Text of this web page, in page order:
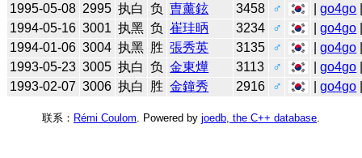
1995-05-08 2995 执白 负 曺薰鉉 3458 ♂ |go4go
1994-05-16 3001 执黑 负 崔珪昞 3234 ♂ |go4go
1994-01-06 3004 执黑 胜 張秀英 3135 ♂ |go4go
1993-05-23 3005 执白 负 金東燁 3113 ♂ |go4go
1993-02-07 3006 执白 胜 金鐘秀 2916 ♂ |go4go
联系： Rémi Coulom . Powered by joedb, the C++ database